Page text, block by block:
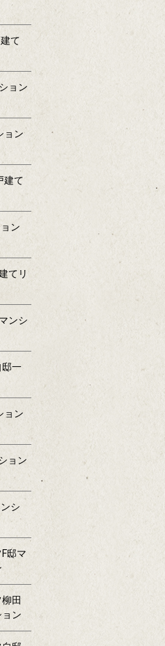
て
ョン
ョン
建て
ン
てリ
ンシ
邸一
ョン
ョン
シ
邸マ
田
ン